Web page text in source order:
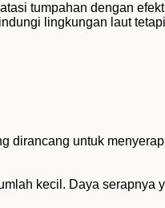
tumpahan dengan
lingkungan laut
untuk
kecil. Daya